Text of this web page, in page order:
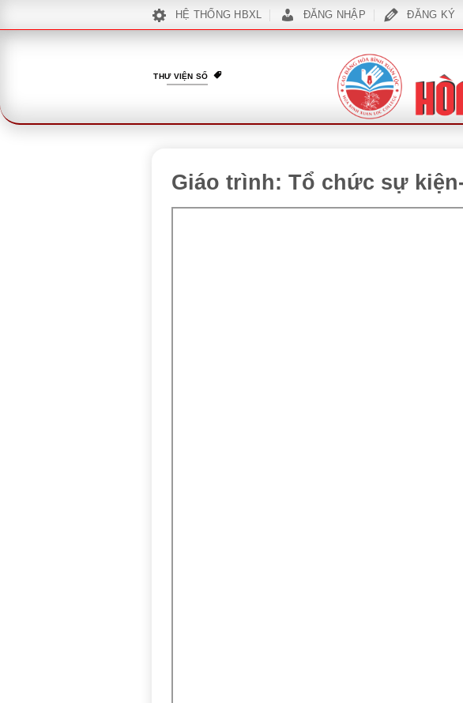
qua
HỆ THỐNG HBXL ĐĂNG NHẬP ĐĂNG KÝ
THƯ VIỆN SỐ
Giáo trình: Tổ chức sự